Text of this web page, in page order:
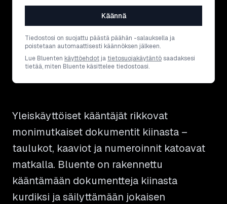
Käännä
Tiedostosi on suojattu päästä päähän -salauksella ja
poistetaan automaattisesti käännöksen jälkeen.
Lue Bluenten käyttöehdot ja tietosuojakäytäntösaadaksesi
tietää, miten Bluente käsittelee tiedostoasi.
Yleiskäyttöiset kääntäjät rikkovat
monimutkaiset dokumentit kiinasta –
taulukot, kaaviot ja numeroinnit katoavat
matkalla. Bluente on rakennettu
kääntämään dokumentteja kiinasta
kurdiksi ja säilyttämään jokaisen